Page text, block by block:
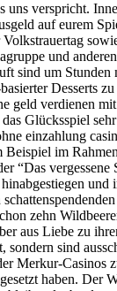
uns verspricht.
auf eurem
und
sind um
Desserts
geld verdienen
Glücksspiel
einzahlung
Beispiel im
“Das vergessene
und
zehn
aus Liebe zu
sondern sind
Merkur-Casinos
haben. Der